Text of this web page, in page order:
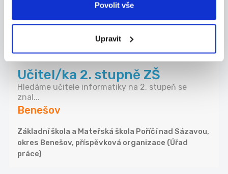
Povolit vše
Upravit
Základní škola Krhanice, okres Benešov (Úřad
práce)
19.06.2026
Učitel/ka 2. stupně ZŠ
Hledáme učitele informatiky na 2. stupeň se
znal...
Benešov
Základní škola a Mateřská škola Poříčí nad Sázavou,
okres Benešov, příspěvková organizace (Úřad
práce)